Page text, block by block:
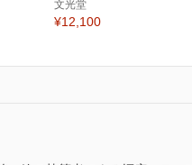
文光堂
¥12,100